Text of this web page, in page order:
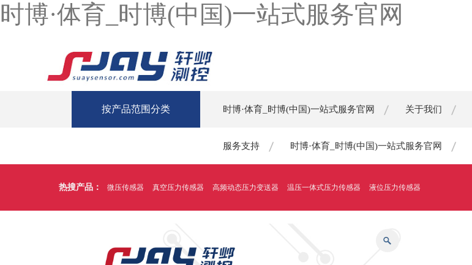
时博·体育_时博(中国)一站式服务官网
按产品范围分类 时博·体育_时博(中国)一站式服务官网 关于我们
服务支持 时博·体育_时博(中国)一站式服务官网
热搜产品： 微压传感器 真空压力传感器 高频动态压力变送器 温压一体式压力传感器 液位压力传感器